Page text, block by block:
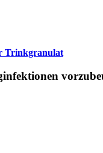
Trinkgranulat